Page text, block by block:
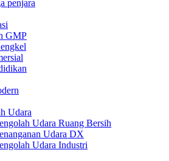
penjara
GMP
Udara
Udara Ruang Bersih
Udara DX
Udara Industri